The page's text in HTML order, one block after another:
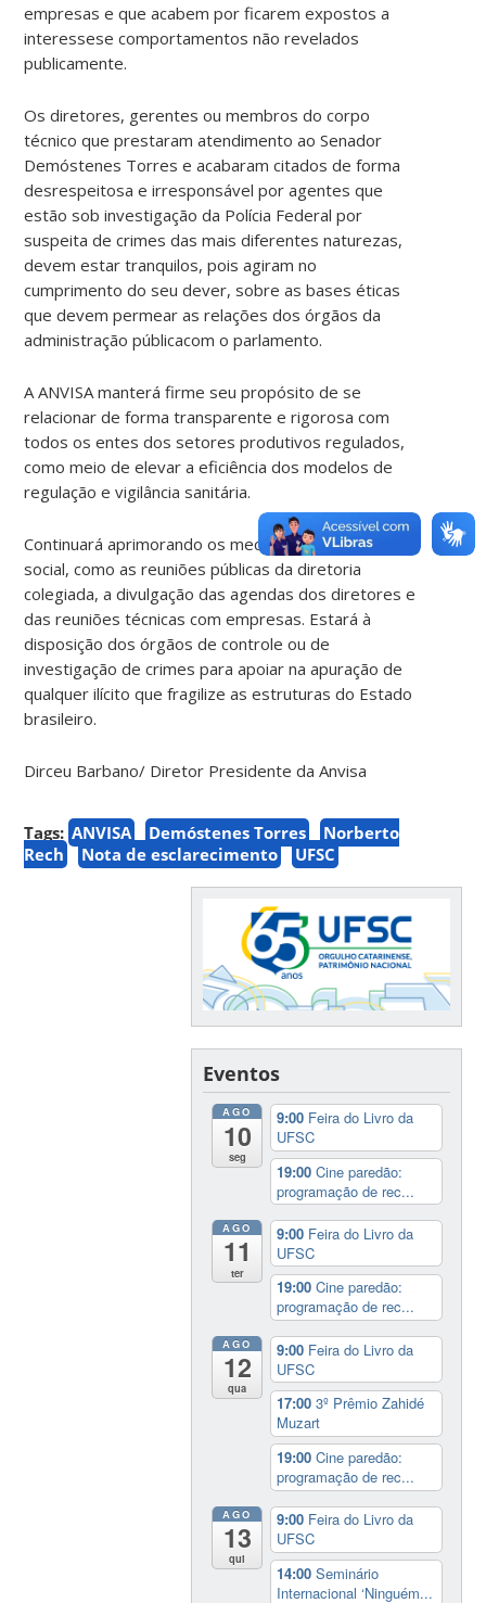
empresas e que acabem por ficarem expostos a
interessese comportamentos não revelados
publicamente.
Os diretores, gerentes ou membros do corpo
técnico que prestaram atendimento ao Senador
Demóstenes Torres e acabaram citados de forma
desrespeitosa e irresponsável por agentes que
estão sob investigação da Polícia Federal por
suspeita de crimes das mais diferentes naturezas,
devem estar tranquilos, pois agiram no
cumprimento do seu dever, sobre as bases éticas
que devem permear as relações dos órgãos da
administração públicacom o parlamento.
A ANVISA manterá firme seu propósito de se
relacionar de forma transparente e rigorosa com
todos os entes dos setores produtivos regulados,
como meio de elevar a eficiência dos modelos de
regulação e vigilância sanitária.
Continuará aprimorando os mecanismos de controle
social, como as reuniões públicas da diretoria
colegiada, a divulgação das agendas dos diretores e
das reuniões técnicas com empresas. Estará à
disposição dos órgãos de controle ou de
investigação de crimes para apoiar na apuração de
qualquer ilícito que fragilize as estruturas do Estado
brasileiro.
Dirceu Barbano/ Diretor Presidente da Anvisa
Tags: ANVISA Demóstenes Torres
Norberto
Rech
Nota de esclarecimento UFSC
Eventos
AGO
10
seg
9:00 Feira do Livro da
UFSC
19:00Cine paredão:
programação de rec...
AGO
11
ter
9:00 Feira do Livro da
UFSC
19:00Cine paredão:
programação de rec...
AGO
12
qua
9:00 Feira do Livro da
UFSC
17:003º Prêmio Zahidé
Muzart
19:00Cine paredão:
programação de rec...
AGO
13
qui
9:00 Feira do Livro da
UFSC
14:00Seminário
Internacional ‘Ninguém...